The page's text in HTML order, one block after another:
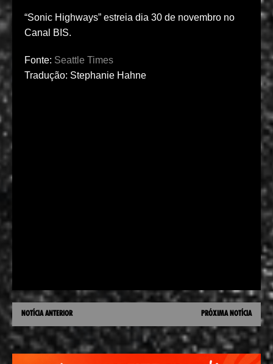
“Sonic Highways” estreia dia 30 de novembro no
Canal BIS.
Fonte: Seattle Times
Tradução: Stephanie Hahne
NOTÍCIA ANTERIOR PRÓXIMA NOTÍCIA